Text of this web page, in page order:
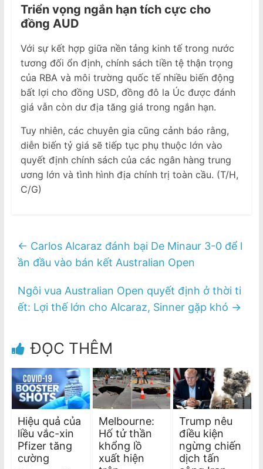
Triển vọng ngắn hạn tích cực cho
đồng AUD
Với sự kết hợp giữa nền tảng kinh tế trong nước
tương đối ổn định, chính sách tiền tệ thận trọng
của RBA và môi trường quốc tế nhiều biến động
bất lợi cho đồng USD, đồng đô la Úc được đánh
giá vẫn còn dư địa tăng giá trong ngắn hạn.
Tuy nhiên, các chuyên gia cũng cảnh báo rằng,
diễn biến tỷ giá sẽ tiếp tục phụ thuộc lớn vào
quyết định chính sách của các ngân hàng trung
ương lớn và tình hình địa chính trị toàn cầu. (T/H,
C/G)
← Carlos Alcaraz đánh bại De Minaur 3-0 để l
ần đầu vào bán kết Australian Open
Ngôi vua Australian Open quyết định ở thời ti
ết: Lợi thế lớn cho Alcaraz, Sinner gặp khó →
ĐỌC THÊM
Hiệu quả của
liều vắc-xin
Pfizer tăng
cường
Melbourne:
Hố tử thần
khổng lồ
xuất hiện
Trump nêu
điều kiện
ngừng chiến
dịch tấn